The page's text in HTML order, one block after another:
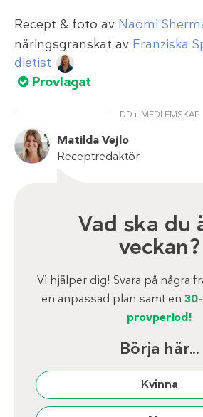
Recept & foto av Naomi
näringsgranskat av Franziska
dietist
Provlagat
DD+ MEDLEMSKAP
Matilda Vejlo
Receptredaktör
Vad ska du
veckan?
Vi hjälper dig! Svara på några
en anpassad plan samt en
provperiod!
Börja här...
Kvinna